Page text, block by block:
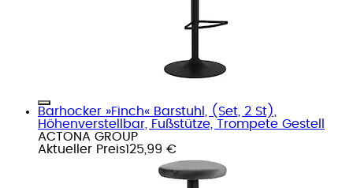
Barhocker »Finch« Barstuhl, (Set, 2 St),
Höhenverstellbar, Fußstütze, Trompete Gestell
ACTONA GROUP
Aktueller Preis125,99 €